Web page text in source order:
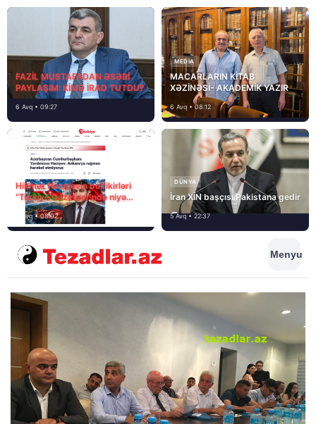
FAZİL MUSTAFADAN ƏSƏBİ
PAYLAŞIM: KİMƏ İRAD TUTDU?
6 Avq • 09:27
MEDİA
MACARLARIN KİTAB
XƏZİNƏSİ- AKADEMİK YAZIR
6 Avq • 08:12
Hikmət Hacıyevin bu fikirləri
“Türkiye Gazetesi”ndə niyə
təhrif edilib?
6 Avq • 08:02
DÜNYA
İran XİN başçısı Pakistana gedir
5 Avq • 22:37
Menyu